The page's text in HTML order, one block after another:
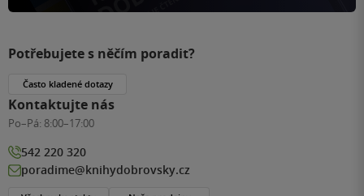
Potřebujete s něčím poradit?
Často kladené dotazy
Kontaktujte nás
Po–Pá: 8:00–17:00
542 220 320
poradime@knihydobrovsky.cz